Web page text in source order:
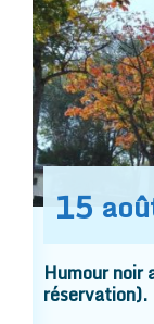
15
Humour noir
réservation).